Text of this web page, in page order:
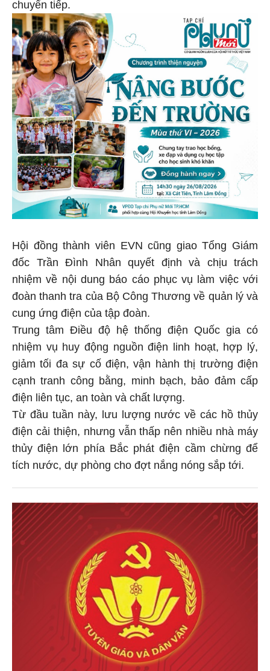
chuyển tiếp.
Hội đồng thành viên EVN cũng giao Tổng Giám
đốc Trần Đình Nhân quyết định và chịu trách
nhiệm về nội dung báo cáo phục vụ làm việc với
đoàn thanh tra của Bộ Công Thương về quản lý và
cung ứng điện của tập đoàn.
Trung tâm Điều độ hệ thống điện Quốc gia có
nhiệm vụ huy động nguồn điện linh hoạt, hợp lý,
giảm tối đa sự cố điện, vận hành thị trường điện
cạnh tranh công bằng, minh bạch, bảo đảm cấp
điện liên tục, an toàn và chất lượng.
Từ đầu tuần này, lưu lượng nước về các hồ thủy
điện cải thiện, nhưng vẫn thấp nên nhiều nhà máy
thủy điện lớn phía Bắc phát điện cầm chừng để
tích nước, dự phòng cho đợt nắng nóng sắp tới.